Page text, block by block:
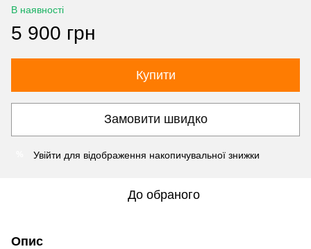
В наявності
5 900 грн
Купити
Замовити швидко
Увійти для відображення накопичувальної знижки
До обраного
Опис